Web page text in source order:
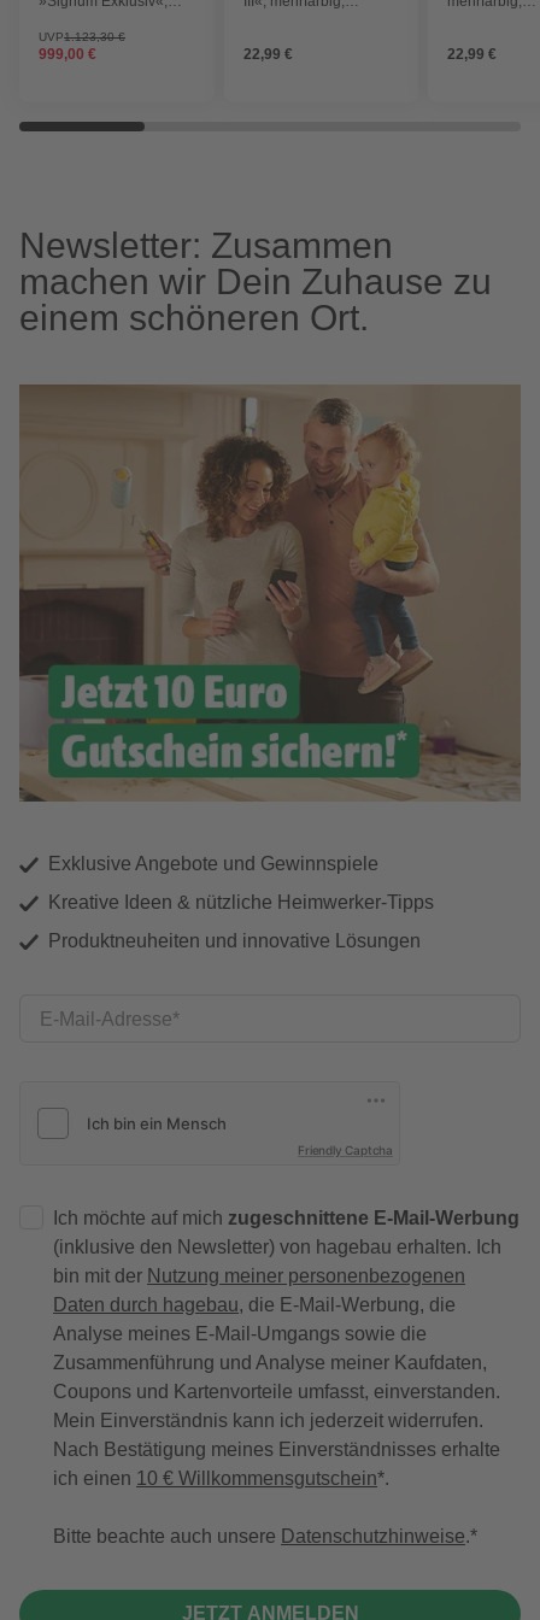
nach Innen öffnend,
ohne Türgriff
UVP1.123,30 €
999,00 € 22,99 € 22,99 €
Newsletter: Zusammen
machen wir Dein Zuhause zu
einem schöneren Ort.
Exklusive Angebote und Gewinnspiele
Kreative Ideen & nützliche Heimwerker-Tipps
Produktneuheiten und innovative Lösungen
E-Mail-Adresse
Friendly Captcha
Ich möchte auf mich zugeschnittene E-Mail-Werbung
(inklusive den Newsletter) von hagebau erhalten. Ich
bin mit der Nutzung meiner personenbezogenen
Daten durch hagebau, die E-Mail-Werbung, die
Analyse meines E-Mail-Umgangs sowie die
Zusammenführung und Analyse meiner Kaufdaten,
Coupons und Kartenvorteile umfasst, einverstanden.
Mein Einverständnis kann ich jederzeit widerrufen.
Nach Bestätigung meines Einverständnisses erhalte
ich einen 10 € Willkommensgutschein*.
Bitte beachte auch unsere Datenschutzhinweise.
JETZT ANMELDEN